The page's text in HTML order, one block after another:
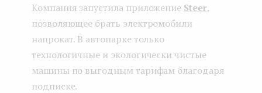
Компания запустила приложение Steer,
позволяющее брать электромобили
напрокат. В автопарке только
технологичные и экологически чистые
машины по выгодным тарифам благодаря
подписке.